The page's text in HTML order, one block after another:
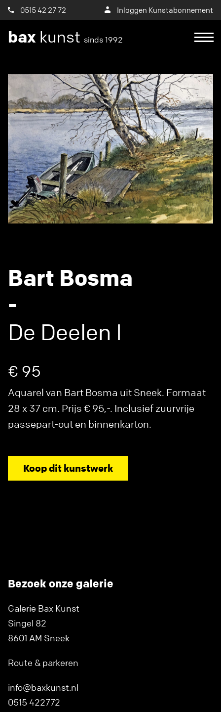
0515 42 27 72 Inloggen Kunstabonnement
bax kunst sinds 1992
Bart Bosma
-
De Deelen I
€ 95
Aquarel van Bart Bosma uit Sneek. Formaat
28 x 37 cm. Prijs € 95,-. Inclusief zuurvrije
passepart-out en binnenkarton.
Koop dit kunstwerk
Bezoek onze galerie
Galerie Bax Kunst
Singel 82
8601 AM Sneek
Route & parkeren
info@baxkunst.nl
0515 422772